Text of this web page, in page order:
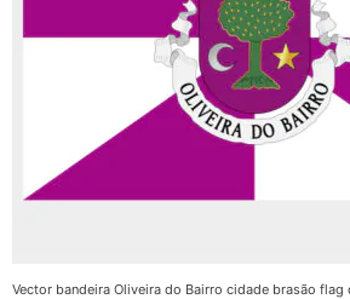
Vector bandeira Oliveira do Bairro cidade brasão